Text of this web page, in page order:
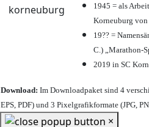
1945 = als
Korneuburg
19?? =
C.) „Marathon-
2019 in SC
Download: Im Downloadpaket sind 4
EPS, PDF) und 3 Pixelgrafikformate (JPG,
×